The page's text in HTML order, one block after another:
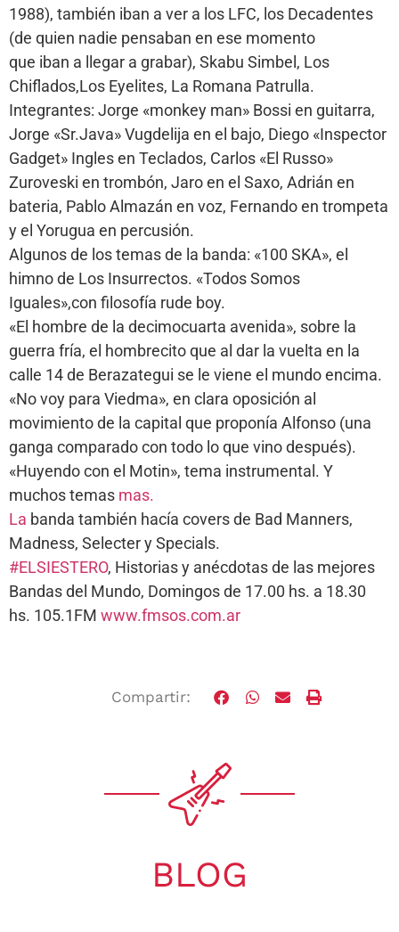
1988), también iban a ver a los LFC, los Decadentes
(de quien nadie pensaban en ese momento
que iban a llegar a grabar), Skabu Simbel, Los
Chiflados,Los Eyelites, La Romana Patrulla.
Integrantes: Jorge «monkey man» Bossi en guitarra,
Jorge «Sr.Java» Vugdelija en el bajo, Diego «Inspector
Gadget» Ingles en Teclados, Carlos «El Russo»
Zuroveski en trombón, Jaro en el Saxo, Adrián en
bateria, Pablo Almazán en voz, Fernando en trompeta
y el Yorugua en percusión.
Algunos de los temas de la banda: «100 SKA», el
himno de Los Insurrectos. «Todos Somos
Iguales»,con filosofía rude boy.
«El hombre de la decimocuarta avenida», sobre la
guerra fría, el hombrecito que al dar la vuelta en la
calle 14 de Berazategui se le viene el mundo encima.
«No voy para Viedma», en clara oposición al
movimiento de la capital que proponía Alfonso (una
ganga comparado con todo lo que vino después).
«Huyendo con el Motin», tema instrumental. Y
muchos temas mas.
La banda también hacía covers de Bad Manners,
Madness, Selecter y Specials.
#ELSIESTERO, Historias y anécdotas de las mejores
Bandas del Mundo, Domingos de 17.00 hs. a 18.30
hs. 105.1FM www.fmsos.com.ar
Compartir:
BLOG